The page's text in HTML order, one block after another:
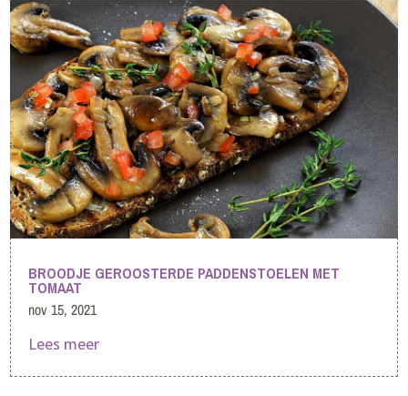
BROODJE GEROOSTERDE PADDENSTOELEN MET
TOMAAT
nov 15, 2021
Lees meer